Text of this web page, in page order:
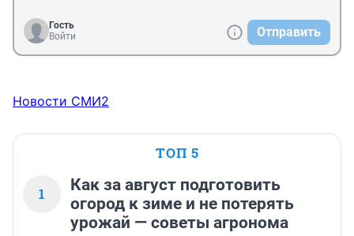
Гость
Войти
Отправить
Новости СМИ2
ТОП 5
1
Как за август подготовить
огород к зиме и не потерять
урожай — советы агронома